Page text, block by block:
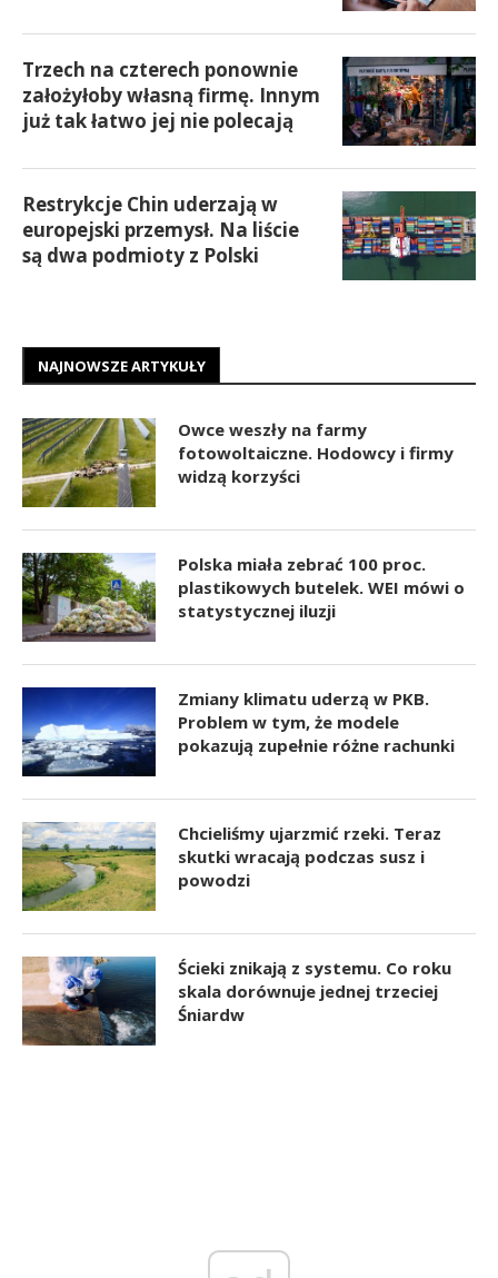
Trzech na czterech ponownie
założyłoby własną firmę. Innym
już tak łatwo jej nie polecają
Restrykcje Chin uderzają w
europejski przemysł. Na liście
są dwa podmioty z Polski
NAJNOWSZE ARTYKUŁY
Owce weszły na farmy
fotowoltaiczne. Hodowcy i firmy
widzą korzyści
Polska miała zebrać 100 proc.
plastikowych butelek. WEI mówi o
statystycznej iluzji
Zmiany klimatu uderzą w PKB.
Problem w tym, że modele
pokazują zupełnie różne rachunki
Chcieliśmy ujarzmić rzeki. Teraz
skutki wracają podczas susz i
powodzi
Ścieki znikają z systemu. Co roku
skala dorównuje jednej trzeciej
Śniardw